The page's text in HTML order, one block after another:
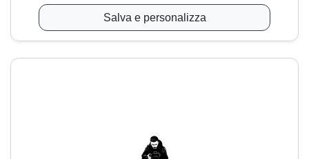
Salva e personalizza